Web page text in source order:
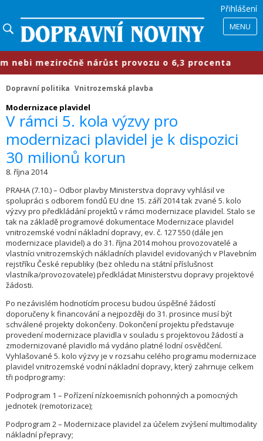
Přihlášení
MENU
meziročně nárůst provozu o 6,3 procenta
Dopravní politika Vnitrozemská plavba
Modernizace plavidel
V rámci 5. kola výzvy pro
modernizaci plavidel je k dispozici
30 milionů korun
8. října 2014
PRAHA (7.10.) – Odbor plavby Ministerstva dopravy vyhlásil ve
spolupráci s odborem fondů EU dne 15. září 2014 tak zvané 5. kolo
výzvy pro předkládání projektů v rámci modernizace plavidel. Stalo se
tak na základě programové dokumentace Modernizace plavidel
vnitrozemské vodní nákladní dopravy, ev. č. 127 550 (dále jen
modernizace plavidel) a do 31. října 2014 mohou provozovatelé a
vlastníci vnitrozemských nákladních plavidel evidovaných v Plavebním
rejstříku České republiky (bez ohledu na státní příslušnost
vlastníka/pro­vozovatele) předkládat Ministerstvu dopravy projektové
žádosti.
Po nezávislém hodnotícím procesu budou úspěšné žádostí
doporučeny k financování a nejpozději do 31. prosince musí být
schválené projekty dokončeny. Dokončení projektu představuje
provedení modernizace plavidla v souladu s projektovou žádostí a
zmodernizované plavidlo má vydáno platné lodní osvědčení.
Vyhlašované 5. kolo výzvy je v rozsahu celého programu modernizace
plavidel vnitrozemské vodní nákladní dopravy, který zahrnuje celkem
tři podprogramy:
Podprogram 1 – Pořízení nízkoemisních pohonných a pomocných
jednotek (remotorizace);
Podprogram 2 – Modernizace plavidel za účelem zvýšení multimodality
nákladní přepravy;